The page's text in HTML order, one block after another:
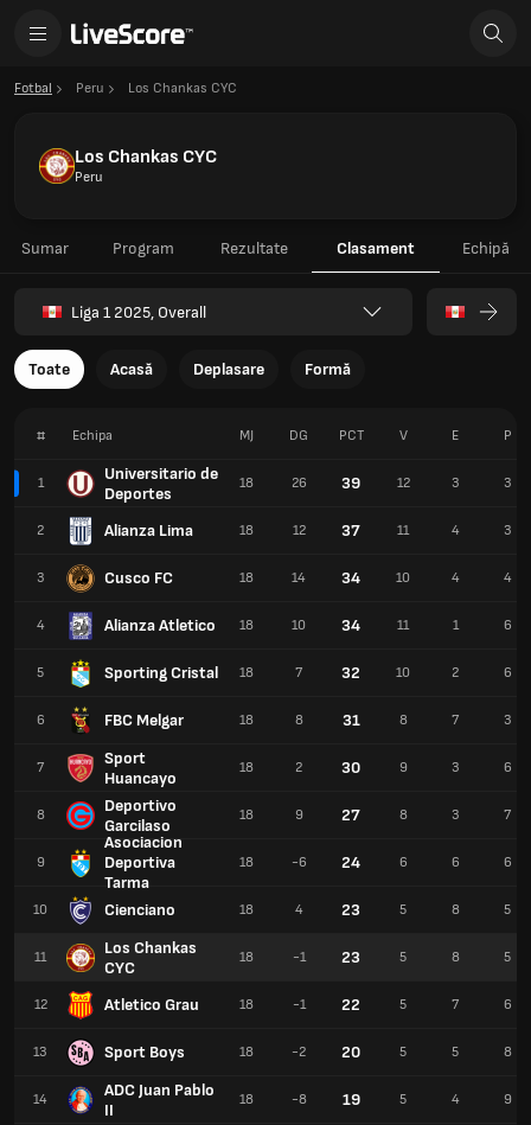
Fotbal Peru Los Chankas CYC
Los Chankas CYC
Peru
Sumar Program Rezultate Clasament Echipă
Liga 1 2025, Overall
Toate Acasă Deplasare Formă
# Echipa
1
Universitario de
Deportes
2 Alianza Lima
3 Cusco FC
4 Alianza Atletico
5 Sporting Cristal
6 FBC Melgar
7
Sport
Huancayo
8
Deportivo
Garcilaso
9
Asociacion
Deportiva
Tarma
10 Cienciano
11
Los Chankas
CYC
12 Atletico Grau
13 Sport Boys
14
ADC Juan Pablo
II
MJ DG PCT V E P
18 26 39 12 3 3
18 12 37 11 4 3
18 14 34 10 4 4
18 10 34 11 1 6
18 7 32 10 2 6
18 8 31 8 7 3
18 2 30 9 3 6
18 9 27 8 3 7
18 -6 24 6 6 6
18 4 23 5 8 5
18 -1 23 5 8 5
18 -1 22 5 7 6
18 -2 20 5 5 8
18 -8 19 5 4 9